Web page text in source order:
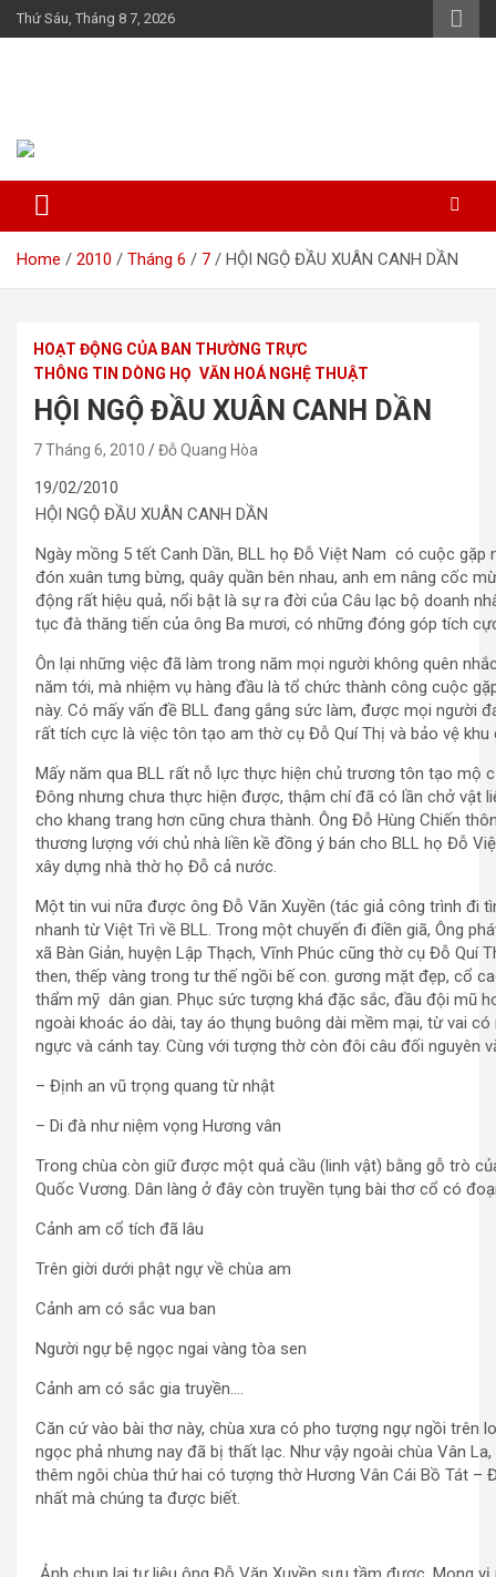
Skip
to
Thứ Sáu, Tháng 8 7, 2026
Home 2010 Tháng 6 7 HỘI NGỘ ĐẦU XUÂN CANH DẦN
HOẠT ĐỘNG CỦA BAN THƯỜNG TRỰC
THÔNG TIN DÒNG HỌ VĂN HOÁ NGHỆ THUẬT
HỘI NGỘ ĐẦU XUÂN CANH DẦN
7 Tháng 6, 2010 Đỗ Quang Hòa
19/02/2010
HỘI NGỘ ĐẦU XUÂN CANH DẦN
Ngày mồng 5 tết Canh Dần, BLL họ Đỗ Việt Nam có cuộc gặp
đón xuân tưng bừng, quây quần bên nhau, anh em nâng cốc
động rất hiệu quả, nổi bật là sự ra đời của Câu lạc bộ doanh
tục đà thăng tiến của ông Ba mươi, có những đóng góp tích
Ôn lại những việc đã làm trong năm mọi người không quên
năm tới, mà nhiệm vụ hàng đầu là tổ chức thành công cuộc
này. Có mấy vấn đề BLL đang gắng sức làm, được mọi người
rất tích cực là việc tôn tạo am thờ cụ Đỗ Quí Thị và bảo vệ khu
Mấy năm qua BLL rất nỗ lực thực hiện chủ trương tôn tạo mộ
Đông nhưng chưa thực hiện được, thậm chí đã có lần chở vật
cho khang trang hơn cũng chưa thành. Ông Đỗ Hùng Chiến
thương lượng với chủ nhà liền kề đồng ý bán cho BLL họ Đỗ
xây dựng nhà thờ họ Đỗ cả nước.
Một tin vui nữa được ông Đỗ Văn Xuyền (tác giả công trình đi
nhanh từ Việt Trì về BLL. Trong một chuyến đi điền giã, Ông
xã Bàn Giản, huyện Lập Thạch, Vĩnh Phúc cũng thờ cụ Đỗ Quí
then, thếp vàng trong tư thế ngồi bế con. gương mặt đẹp, cổ
thẩm mỹ dân gian. Phục sức tượng khá đặc sắc, đầu đội mũ
ngoài khoác áo dài, tay áo thụng buông dài mềm mại, từ vai
ngực và cánh tay. Cùng với tượng thờ còn đôi câu đối nguyên
– Định an vũ trọng quang từ nhật
– Di đà như niệm vọng Hương vân
Trong chùa còn giữ được một quả cầu (linh vật) bằng gỗ trò
Quốc Vương. Dân làng ở đây còn truyền tụng bài thơ cổ có
Cảnh am cổ tích đã lâu
Trên giời dưới phật ngự về chùa am
Cảnh am có sắc vua ban
Người ngự bệ ngọc ngai vàng tòa sen
Cảnh am có sắc gia truyền….
Căn cứ vào bài thơ này, chùa xưa có pho tượng ngự ngồi trên
ngọc phả nhưng nay đã bị thất lạc. Như vậy ngoài chùa Vân
thêm ngôi chùa thứ hai có tượng thờ Hương Vân Cái Bồ Tát –
nhất mà chúng ta được biết.